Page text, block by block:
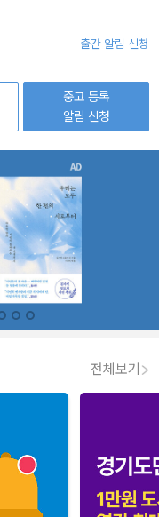
출간 알림 신청
중고 등록
알림 신청
전체보기